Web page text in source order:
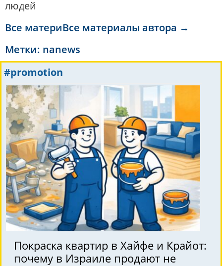
людей
Все материВсе материалы автора →
Метки: nanews
#promotion
Покраска квартир в Хайфе и Крайот:
почему в Израиле продают не